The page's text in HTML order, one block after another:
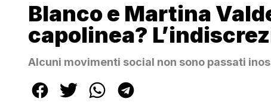
Blanco e Martina
capolinea?
Alcuni movimenti social non sono passati